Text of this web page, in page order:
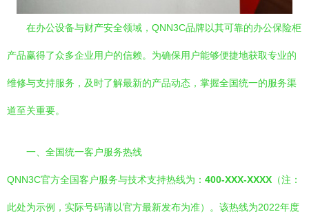
在办公设备与财产安全领域，QNN3C品牌以其可靠的办公保险柜
产品赢得了众多企业用户的信赖。为确保用户能够便捷地获取专业的
维修与支持服务，及时了解最新的产品动态，掌握全国统一的服务渠
道至关重要。
一、全国统一客户服务热线
QNN3C官方全国客户服务与技术支持热线为： 400-XXX-XXXX （注：
此处为示例，实际号码请以官方最新发布为准）。该热线为2022年度